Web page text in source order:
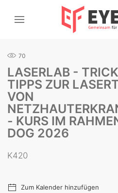
70
LASERLAB -
TIPPS ZUR
VON
- KURS IM
DOG 2026
K420
Zum Kalender hinzufügen